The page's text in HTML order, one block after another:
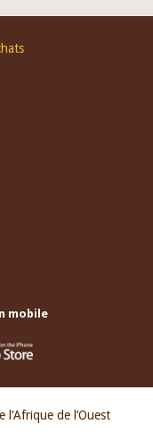
mobile
de l’Ouest